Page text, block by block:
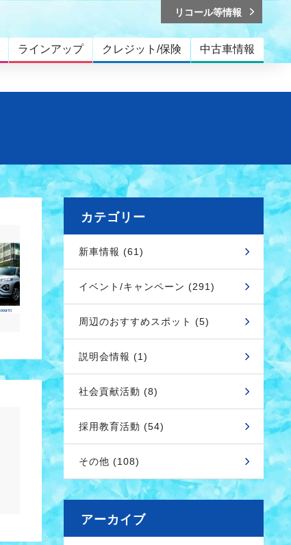
ラインアップ クレジット/保険 中古車情報
リコール等情報
カテゴリー
新車情報 (61)
イベント/キャンペーン (291)
周辺のおすすめスポット (5)
説明会情報 (1)
社会貢献活動 (8)
採用教育活動 (54)
その他 (108)
アーカイブ